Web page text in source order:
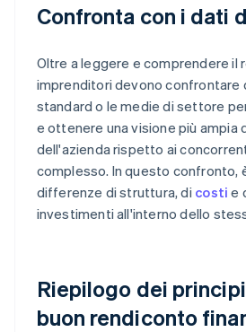
Confronta con i dati
Oltre a leggere e comprendere il
imprenditori devono confrontare
standard o le medie di settore
e ottenere una visione più ampia
dell'azienda rispetto ai
complesso. In questo confronto,
differenze di struttura, di costi e
investimenti all'interno dello
Riepilogo dei
buon rendiconto